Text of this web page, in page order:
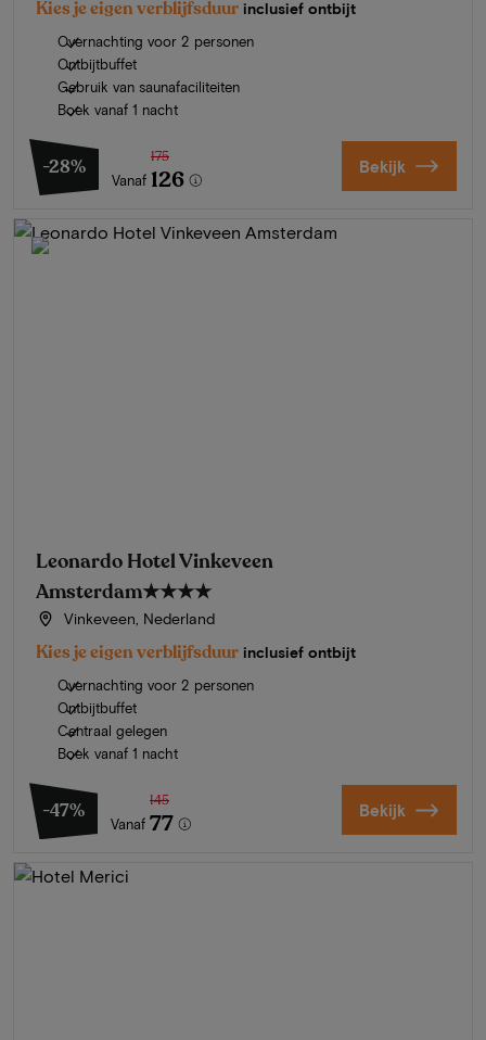
Kies je eigen verblijfsduur inclusief ontbijt
Overnachting voor 2 personen
Ontbijtbuffet
Gebruik van saunafaciliteiten
Boek vanaf 1 nacht
-28%
Vanaf
175
126 Bekijk
Leonardo Hotel Vinkeveen
Amsterdam★★★★
Vinkeveen, Nederland
Kies je eigen verblijfsduur inclusief ontbijt
Overnachting voor 2 personen
Ontbijtbuffet
Centraal gelegen
Boek vanaf 1 nacht
-47%
Vanaf
145
77 Bekijk